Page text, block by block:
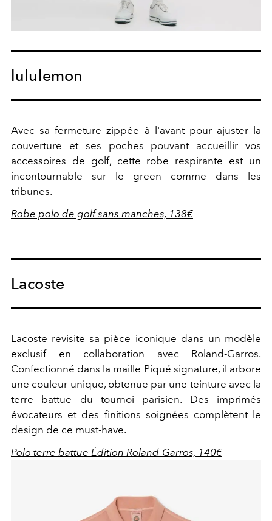
lululemon
Avec sa fermeture zippée à l'avant pour ajuster la
couverture et ses poches pouvant accueillir vos
accessoires de golf, cette robe respirante est un
incontournable sur le green comme dans les
tribunes.
Robe polo de golf sans manches, 138€
Lacoste
Lacoste revisite sa pièce iconique dans un modèle
exclusif en collaboration avec Roland-Garros.
Confectionné dans la maille Piqué signature, il arbore
une couleur unique, obtenue par une teinture avec la
terre battue du tournoi parisien. Des imprimés
évocateurs et des finitions soignées complètent le
design de ce must-have.
Polo terre battue Édition Roland-Garros, 140€